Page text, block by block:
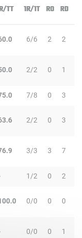
TT 1R/1T RO RD
6/6 2 2
2/2 0 1
7/8 0 3
2/2 0 3
3/3 3 7
1/2 0 2
0/0 0 0
0/0 0 1